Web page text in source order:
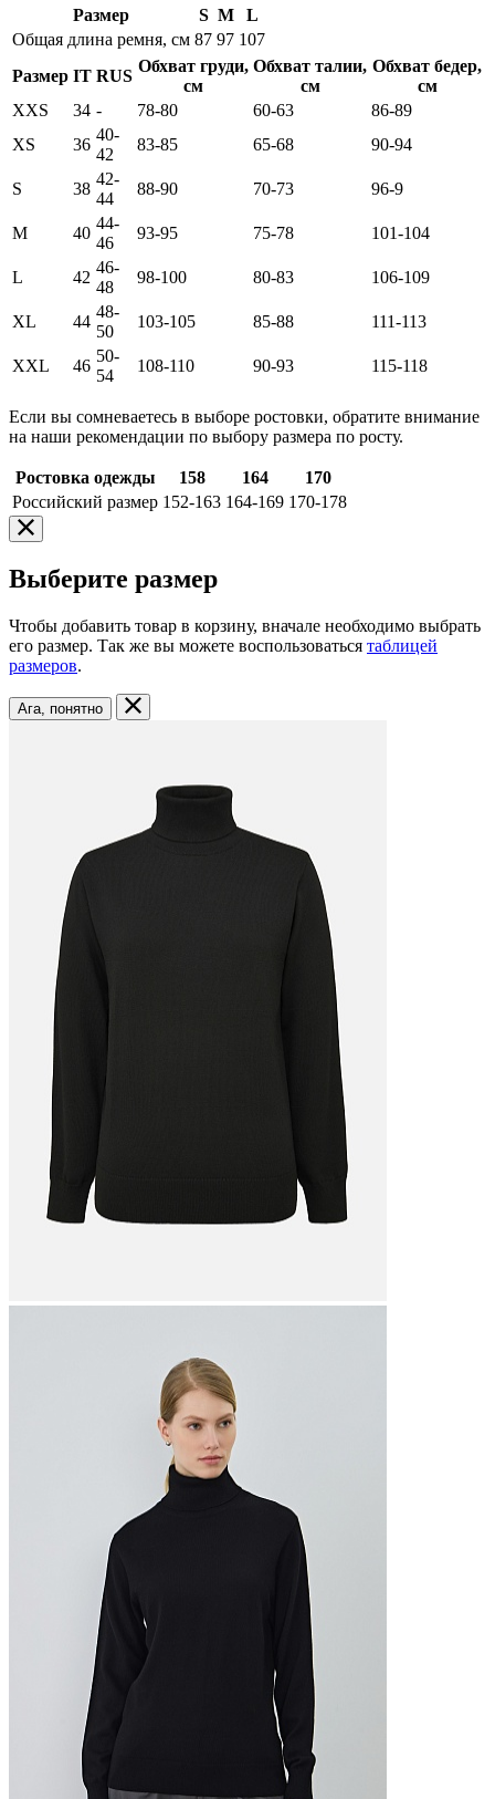
Размер
S M
L
Общая длина ремня, см 87 97 107
Размер IT RUS
Обхват груди,
см
Обхват талии,
см
Обхват бедер,
см
XXS
34 - 78-80 60-63
86-89
XS
36
40-
42
83-85 65-68 90-94
S 38
42-
44
88-90 70-73 96-9
M 40
44-
46
93-95 75-78 101-104
L 42
46-
48
98-100 80-83 106-109
XL 44
48-
50
103-105 85-88 111-113
XXL 46
50-
54
108-110 90-93 115-118
Если вы сомневаетесь в выборе ростовки, обратите внимание
на наши рекомендации по выбору размера по росту.
Ростовка одежды 158 164
170
Российский размер 152-163 164-169 170-178
Выберите размер
Чтобы добавить товар в корзину, вначале необходимо выбрать
его размер. Так же вы можете воспользоваться таблицей
размеров.
Ага, понятно